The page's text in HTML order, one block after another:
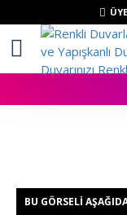
BU GÖRSELI